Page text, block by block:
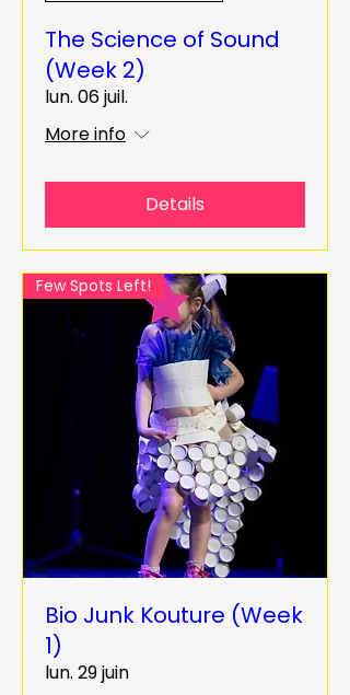
The Science of Sound
(Week 2)
lun. 06 juil.
More info
Details
Few Spots Left!
Bio Junk Kouture (Week
1)
lun. 29 juin